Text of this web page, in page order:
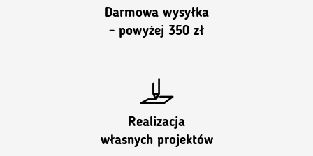
Darmowa wysyłka
- powyżej 350 zł
Realizacja
własnych projektów